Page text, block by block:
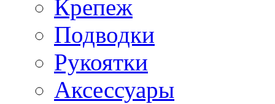
Крепеж
Подводки
Рукоятки
Аксессуары